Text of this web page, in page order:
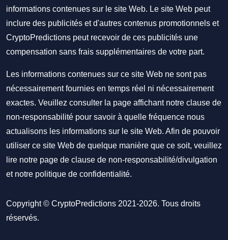
informations contenues sur le site Web. Le site Web peut
inclure des publicités et d'autres contenus promotionnels et
CryptoPredictions peut recevoir de ces publicités une
compensation sans frais supplémentaires de votre part.
Les informations contenues sur ce site Web ne sont pas
nécessairement fournies en temps réel ni nécessairement
exactes. Veuillez consulter la page affichant notre clause de
non-responsabilité pour savoir à quelle fréquence nous
actualisons les informations sur le site Web. Afin de pouvoir
utiliser ce site Web de quelque manière que ce soit, veuillez
lire notre page de clause de non-responsabilité/divulgation
et notre politique de confidentialité.
Copyright © CryptoPredictions 2021-2026. Tous droits
réservés.